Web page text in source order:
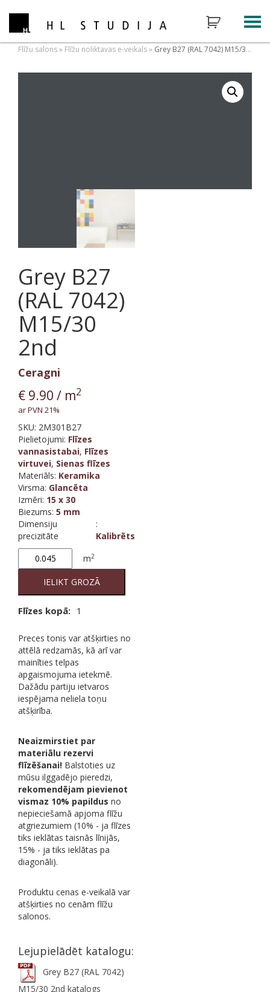
Flīžu salons» Flīžu noliktavas e-veikals» Grey B27 (RAL 7042) M15/30 2nd
Grey B27
(RAL 7042)
M15/30
2nd
Ceragni
€ 9.90 / m2
ar PVN 21%
SKU: 2M301B27
Pielietojumi: Flīzes
vannasistabai, Flīzes
virtuvei, Sienas flīzes
Materiāls: Keramika
Virsma: Glancēta
Izmēri: 15 x 30
Biezums: 5 mm
Dimensiju
precizitāte
:
Kalibrēts
Grey
2nd
m2
IELIKT GROZĀ
Flīzes kopā: 1
Preces tonis var atšķirties no
attēlā redzamās, kā arī var
mainīties telpas
apgaismojuma ietekmē.
Dažādu partiju ietvaros
iespējama neliela toņu
atšķirība.
Neaizmirstiet par
materiālu rezervi
flīzēšanai! Balstoties uz
mūsu ilggadējo pieredzi,
rekomendējam pievienot
vismaz 10% papildus no
nepieciešamā apjoma flīžu
atgriezumiem (10% - ja flīzes
tiks ieklātas taisnās līnijās,
15% - ja tiks ieklātas pa
diagonāli).
Produktu cenas e-veikalā var
atšķirties no cenām flīžu
salonos.
Lejupielādēt katalogu:
Grey B27 (RAL 7042)
M15/30 2nd katalogs